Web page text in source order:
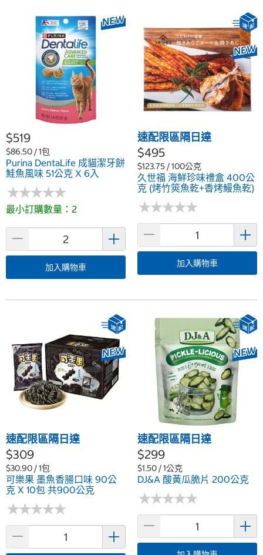
$519
$86.50 / 1包
Purina DentaLife 成貓潔牙餅
鮭魚風味 51公克 X 6入
★★★★★
★★★★★
最小訂購數量：2
加入購物車
速配限區隔日達
$495
$123.75 / 100公克
久世福 海鮮珍味禮盒 400公
克 (烤竹筴魚乾+香烤鰻魚乾)
★★★★★
★★★★★
加入購物車
速配限區隔日達
$309
$30.90 / 1包
可樂果 墨魚香腸口味 90公
克 X 10包 共900公克
★★★★★
★★★★★
速配限區隔日達
$299
$1.50 / 1公克
DJ&A 酸黃瓜脆片 200公克
★★★★★
★★★★★